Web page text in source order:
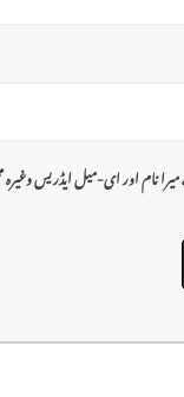
میرا نام اور ای-میل ایڈریس